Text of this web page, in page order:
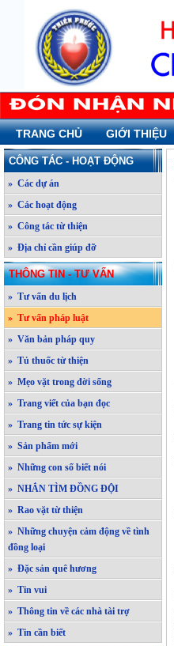
TRANG CHỦ GIỚI THIỆU
CÔNG TÁC - HOẠT ĐỘNG
» Các dự án
» Các hoạt động
» Công tác từ thiện
» Địa chỉ cần giúp đỡ
THÔNG TIN - TƯ VẤN
» Tư vấn du lịch
» Tư vấn pháp luật
» Văn bản pháp quy
» Tủ thuốc từ thiện
» Mẹo vặt trong đời sống
» Trang viết của bạn đọc
» Trang tin tức sự kiện
» Sản phẩm mới
» Những con số biết nói
» NHẮN TÌM ĐỒNG ĐỘI
» Rao vặt từ thiện
» Những chuyện cảm động về tình
đồng loại
» Đặc sản quê hương
» Tin vui
» Thông tin về các nhà tài trợ
» Tin cần biết